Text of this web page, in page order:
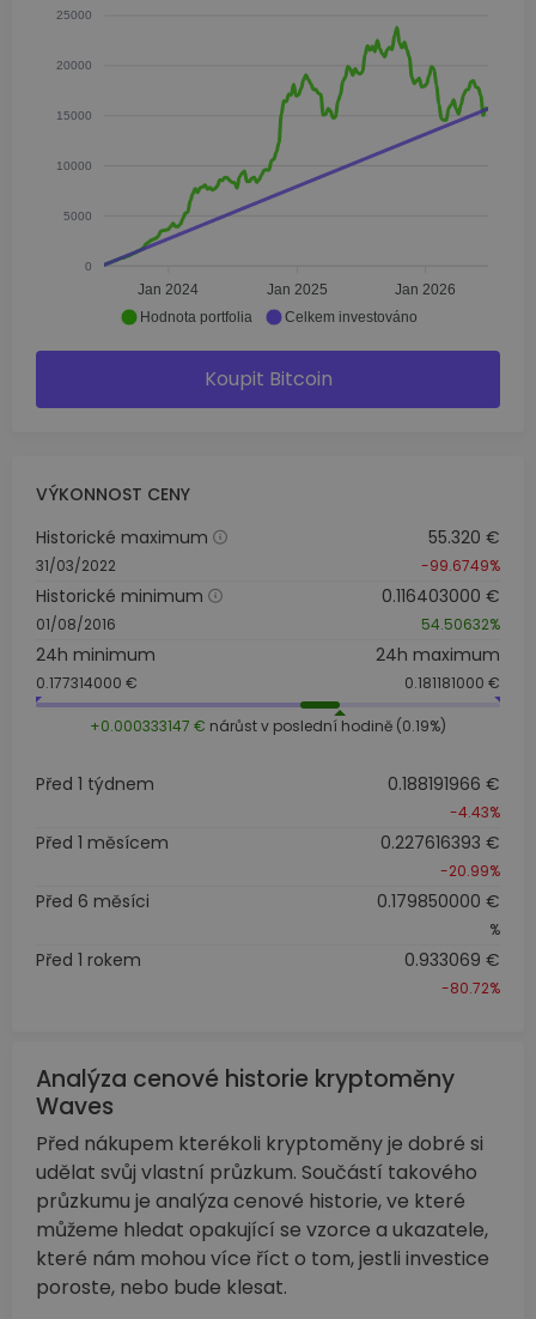
25000
20000
15000
10000
5000
0
Jan 2024 Jan 2025 Jan 2026
Hodnota portfolia Celkem investováno
Koupit Bitcoin
VÝKONNOST CENY
Historické maximum
31/03/2022
55.320 €
-99.6749%
Historické minimum
01/08/2016
0.116403000 €
54.50632%
24h minimum
0.177314000 €
24h maximum
0.181181000 €
+0.000333147 € nárůst v poslední hodině (0.19%)
Před 1 týdnem 0.188191966 €
-4.43%
Před 1 měsícem 0.227616393 €
-20.99%
Před 6 měsíci 0.179850000 €
%
Před 1 rokem 0.933069 €
-80.72%
Analýza cenové historie kryptoměny
Waves
Před nákupem kterékoli kryptoměny je dobré si
udělat svůj vlastní průzkum. Součástí takového
průzkumu je analýza cenové historie, ve které
můžeme hledat opakující se vzorce a ukazatele,
které nám mohou více říct o tom, jestli investice
poroste, nebo bude klesat.